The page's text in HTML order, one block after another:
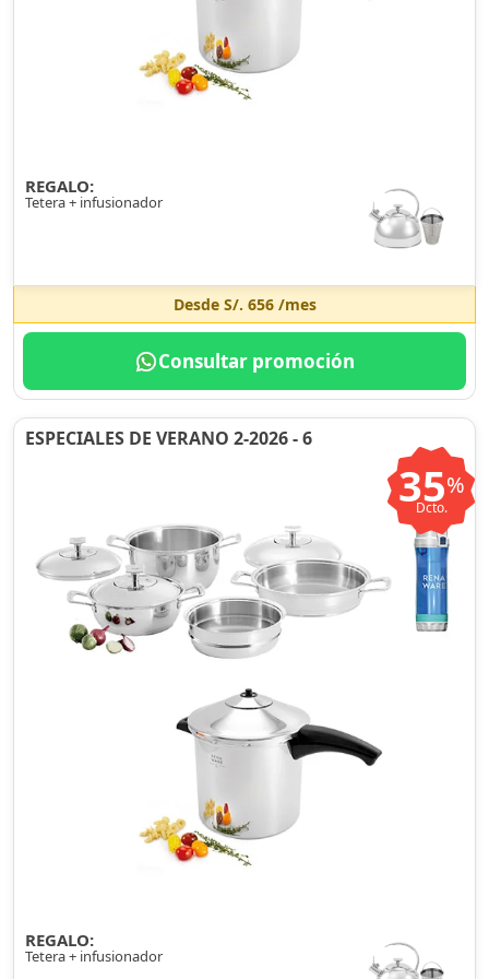
REGALO:
Tetera + infusionador
Desde S/. 656/mes
Consultar promoción
ESPECIALES DE VERANO 2-2026 - 6
35%
Dcto.
REGALO:
Tetera + infusionador